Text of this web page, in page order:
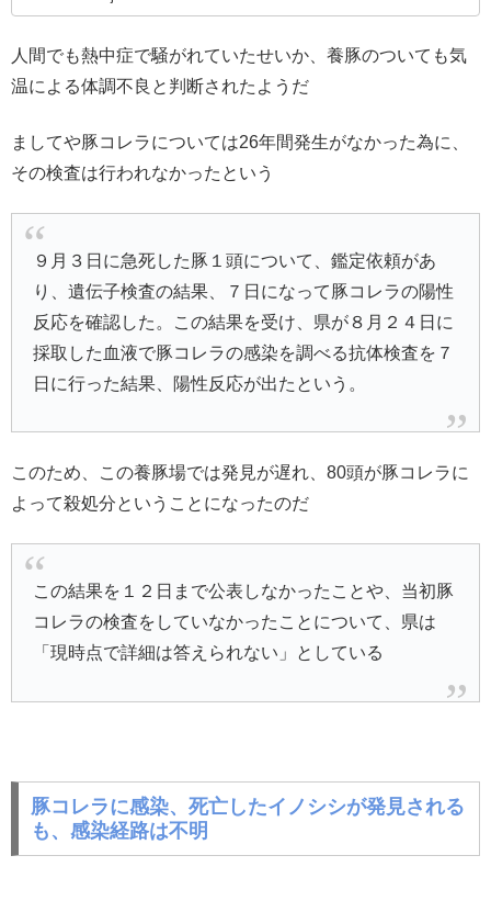
人間でも熱中症で騒がれていたせいか、養豚のついても気
温による体調不良と判断されたようだ
ましてや豚コレラについては26年間発生がなかった為に、
その検査は行われなかったという
９月３日に急死した豚１頭について、鑑定依頼があ
り、遺伝子検査の結果、７日になって豚コレラの陽性
反応を確認した。この結果を受け、県が８月２４日に
採取した血液で豚コレラの感染を調べる抗体検査を７
日に行った結果、陽性反応が出たという。
このため、この養豚場では発見が遅れ、80頭が豚コレラに
よって殺処分ということになったのだ
この結果を１２日まで公表しなかったことや、当初豚
コレラの検査をしていなかったことについて、県は
「現時点で詳細は答えられない」としている
豚コレラに感染、死亡したイノシシが発見される
も、感染経路は不明